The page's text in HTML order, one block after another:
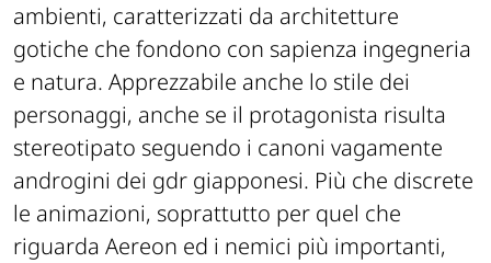
ambienti, caratterizzati da architetture
gotiche che fondono con sapienza ingegneria
e natura. Apprezzabile anche lo stile dei
personaggi, anche se il protagonista risulta
stereotipato seguendo i canoni vagamente
androgini dei gdr giapponesi. Più che discrete
le animazioni, soprattutto per quel che
riguarda Aereon ed i nemici più importanti,